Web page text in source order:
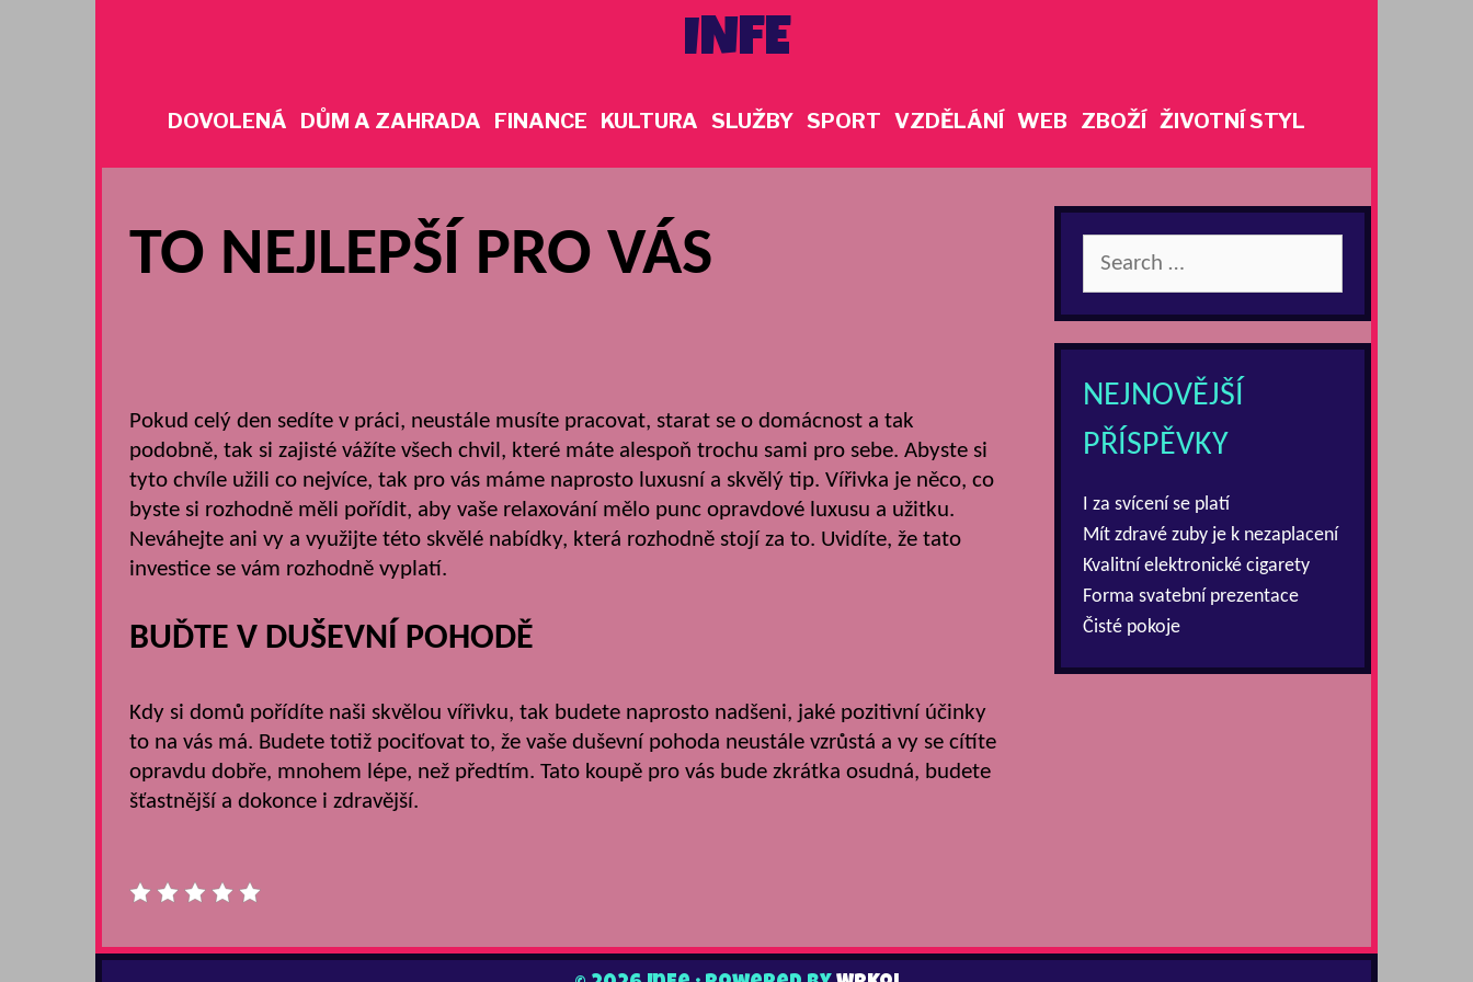
INFE
DOVOLENÁ DŮM A ZAHRADA FINANCE KULTURA SLUŽBY SPORT VZDĚLÁNÍ WEB ZBOŽÍ ŽIVOTNÍ STYL
TO NEJLEPŠÍ PRO VÁS
Pokud celý den sedíte v práci, neustále musíte pracovat, starat se o domácnost a tak
podobně, tak si zajisté vážíte všech chvil, které máte alespoň trochu sami pro sebe. Abyste si
tyto chvíle užili co nejvíce, tak pro vás máme naprosto luxusní a skvělý tip. Vířivka je něco, co
byste si rozhodně měli pořídit, aby vaše relaxování mělo punc opravdové luxusu a užitku.
Neváhejte ani vy a využijte této skvělé nabídky, která rozhodně stojí za to. Uvidíte, že tato
investice se vám rozhodně vyplatí.
BUĎTE V DUŠEVNÍ POHODĚ
Kdy si domů pořídíte naši skvělou vířivku, tak budete naprosto nadšeni, jaké pozitivní účinky
to na vás má. Budete totiž pociťovat to, že vaše duševní pohoda neustále vzrůstá a vy se cítíte
opravdu dobře, mnohem lépe, než předtím. Tato koupě pro vás bude zkrátka osudná, budete
šťastnější a dokonce i zdravější.
for:
NEJNOVĚJŠÍ
PŘÍSPĚVKY
I za svícení se platí
Mít zdravé zuby je k nezaplacení
Kvalitní elektronické cigarety
Forma svatební prezentace
Čisté pokoje